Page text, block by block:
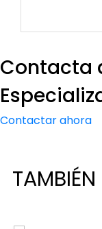
Contacta
Contactar ahora
TAMBIÉN
Aisladores de
50UND
USD $5,00
100 disponibles
COMPRAR